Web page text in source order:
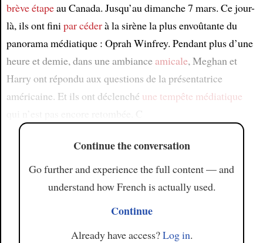
brève étapeau Canada. Jusqu’au dimanche 7 mars. Ce jour-
là, ils ont finipar céderà la sirène la plus envoûtante du
panorama médiatique : Oprah Winfrey. Pendant plus d’une
heure et demie, dans une ambianceamicale, Meghan et
Harry ont répondu aux questions de la présentatrice
américaine. Et ils ont déclenché une tempête médiatique
Continue the conversation
Go further and experience the full content — and
understand how French is actually used.
Continue
Already have access?Log in.